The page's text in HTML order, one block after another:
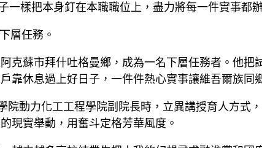
樣把本身釘在本職職位上，盡力將每一件實事都
層任務。
克蘇市拜什吐格曼鄉，成為一名下層任務者。他把
靠休息過上好日子，一件件熱心實事讓維吾爾族同
院動力化工工程學院副院長時，立異講授育人方式
現實舉動，用奮斗定格芳華風度。